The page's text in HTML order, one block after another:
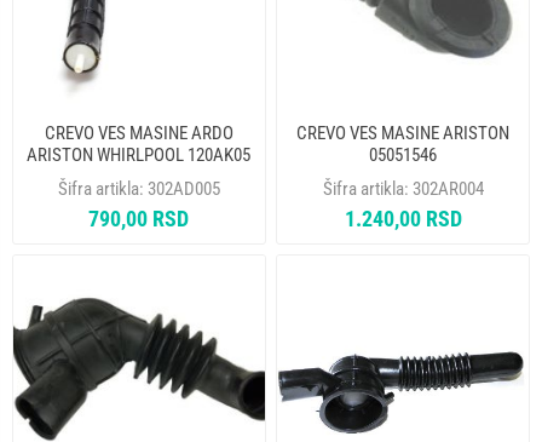
CREVO VES MASINE ARDO
ARISTON WHIRLPOOL 120AK05
RBH100AD AD3131105142
Šifra artikla: 302AD005
790,00 RSD
CREVO VES MASINE ARISTON
05051546
Šifra artikla: 302AR004
1.240,00 RSD